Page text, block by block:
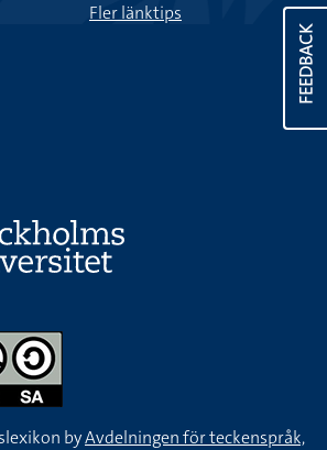
FEEDBACK
Fler länktips
byAvdelningen för teckenspråk,